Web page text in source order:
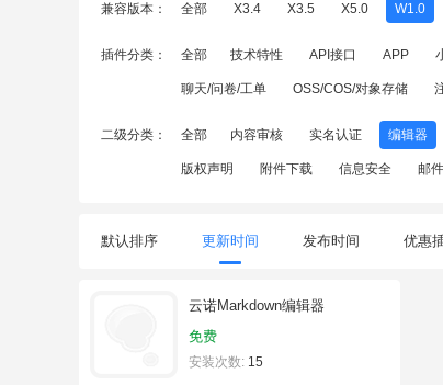
兼容版本： 全部 X3.4 X3.5 X5.0 W1.0
插件分类： 全部 技术特性 API接口 APP
聊天/问卷/工单 OSS/COS/对象存储
二级分类： 全部 内容审核 实名认证 编辑器
版权声明 附件下载 信息安全 邮
默认排序 更新时间 发布时间 优惠
云诺Markdown编辑器
免费
安装次数: 15